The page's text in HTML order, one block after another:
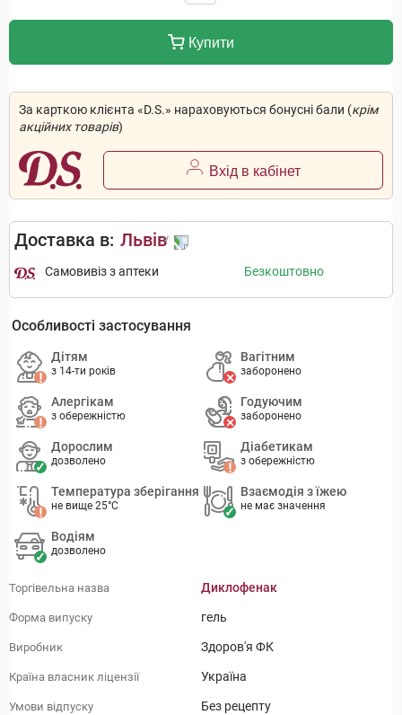
Купити
За карткою клієнта «D.S.» нараховуються бонусні бали (крім
акційних товарів)
Вхід в кабінет
Доставка в: Львів
Самовивіз з аптеки Безкоштовно
Особливості застосування
Дітям
з 14-ти років
Вагітним
заборонено
Алергікам
з обережністю
Годуючим
заборонено
Дорослим
дозволено
Діабетикам
з обережністю
Температура зберігання
не вище 25°C
Взаємодія з їжею
не має значення
Водіям
дозволено
Торгівельна назва Диклофенак
Форма випуску гель
Виробник Здоров'я ФК
Країна власник ліцензії Україна
Умови відпуску Без рецепту